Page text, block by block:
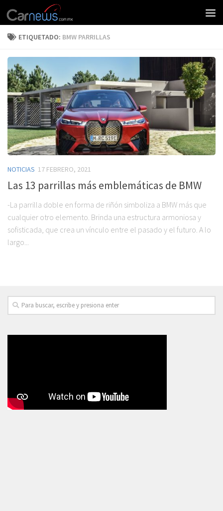
ETIQUETADO: BMW PARRILLAS
NOTICIAS 17 FEBRERO, 2021
Las 13 parrillas más emblemáticas de BMW
-La parrilla doble en forma de riñón simboliza a BMW más que
cualquier otro elemento. Brinda una estructura armoniosa y
sofisticada, que crea un vínculo entre el pasado y el futuro. A lo
largo...